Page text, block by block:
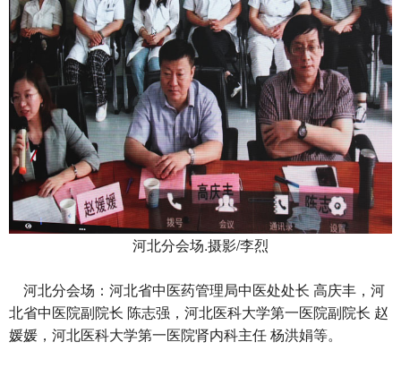
河北分会场.摄影/李烈
河北分会场：河北省中医药管理局中医处处长 高庆丰，河
北省中医院副院长 陈志强，河北医科大学第一医院副院长 赵
媛媛，河北医科大学第一医院肾内科主任 杨洪娟等。